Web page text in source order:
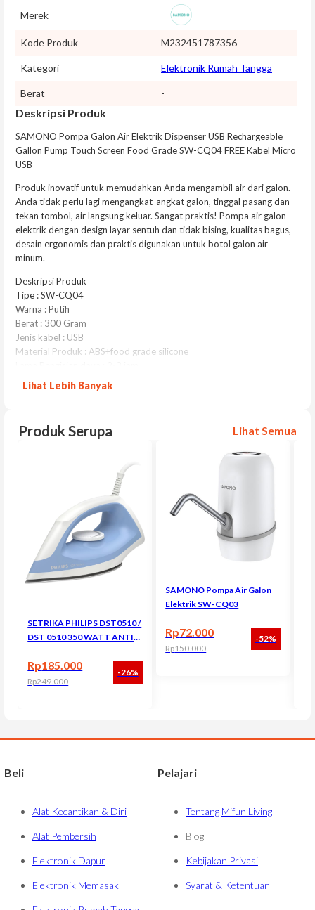
Merek
Kode Produk M232451787356
Kategori Elektronik Rumah Tangga
Berat -
Deskripsi Produk
SAMONO Pompa Galon Air Elektrik Dispenser USB Rechargeable
Gallon Pump Touch Screen Food Grade SW-CQ04 FREE Kabel Micro
USB
Produk inovatif untuk memudahkan Anda mengambil air dari galon.
Anda tidak perlu lagi mengangkat-angkat galon, tinggal pasang dan
tekan tombol, air langsung keluar. Sangat praktis! Pompa air galon
elektrik dengan design layar sentuh dan tidak bising, kualitas bagus,
desain ergonomis dan praktis digunakan untuk botol galon air
minum.
Deskripsi Produk
Tipe : SW-CQ04
Warna : Putih
Berat : 300 Gram
Jenis kabel : USB
Material Produk : ABS+food grade silicone
Volatge Range : 3.7 Volt
– Tombol sentuh dan sensitif. Membuat air bisa cepat keluar
– Kapasitas baterai besar 800 mAh, bisa isi 5 galon air
– Mengeluarkan air tanpa bunyi.
– Food grade material
– Kompatobilitas tinggi
– Mudah dibersihkan
Lihat Lebih Banyak
Produk Serupa Lihat Semua
SETRIKA PHILIPS DST0510 /
DST 0510 350 WATT ANTI
Rp249.000
Rp185.000 -26%
SAMONO Pompa Air Galon
Elektrik SW-CQ03
Rp150.000
Rp72.000 -52%
Beli
Alat Kecantikan & Diri
Alat Pembersih
Elektronik Dapur
Elektronik Memasak
Pelajari
Tentang Mifun Living
Blog
Kebijakan Privasi
Syarat & Ketentuan